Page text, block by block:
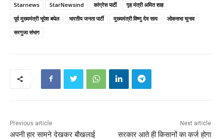
Starnews
StarNewsind कांग्रेस पार्टी
गृह मंत्री अमित शाह
पूर्व मुख्यमंत्री भूपेश बघेल
भारतीय जनता पार्टी मुख्यमंत्री विष्णु देव साय
लोकसभा चुनाव
सरगुजा संभाग
Previous article
अपनी हार सामने देखकर बौखलाई
Next article
सरकार आते ही किसानों का कर्ज होगा